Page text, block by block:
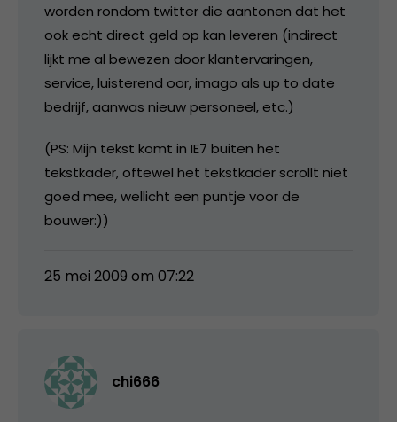
worden rondom twitter die aantonen dat het
ook echt direct geld op kan leveren (indirect
lijkt me al bewezen door klantervaringen,
service, luisterend oor, imago als up to date
bedrijf, aanwas nieuw personeel, etc.)
(PS: Mijn tekst komt in IE7 buiten het
tekstkader, oftewel het tekstkader scrollt niet
goed mee, wellicht een puntje voor de
bouwer:))
25 mei 2009 om 07:22
chi666